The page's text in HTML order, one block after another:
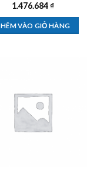
1.476.684₫
VÀO GIỎ HÀNG